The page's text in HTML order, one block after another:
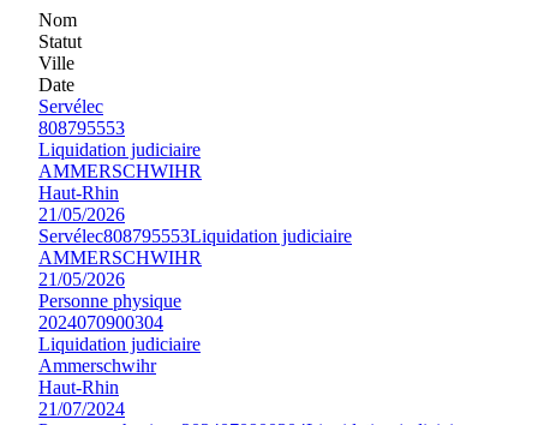
Nom
Statut
Ville
Date
Servélec
808795553
Liquidation judiciaire
AMMERSCHWIHR
Haut-Rhin
21/05/2026
Servélec808795553Liquidation judiciaire
AMMERSCHWIHR
21/05/2026
Personne physique
2024070900304
Liquidation judiciaire
Ammerschwihr
Haut-Rhin
21/07/2024